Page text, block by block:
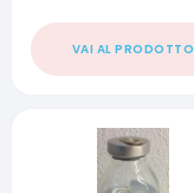
VAI AL PRODOTTO